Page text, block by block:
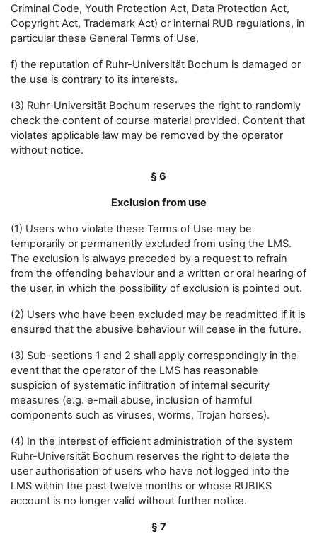
Criminal Code, Youth Protection Act, Data Protection Act,
Copyright Act, Trademark Act) or internal RUB regulations, in
particular these General Terms of Use,
f) the reputation of Ruhr-Universität Bochum is damaged or
the use is contrary to its interests.
(3) Ruhr-Universität Bochum reserves the right to randomly
check the content of course material provided. Content that
violates applicable law may be removed by the operator
without notice.
§ 6
Exclusion from use
(1) Users who violate these Terms of Use may be
temporarily or permanently excluded from using the LMS.
The exclusion is always preceded by a request to refrain
from the offending behaviour and a written or oral hearing of
the user, in which the possibility of exclusion is pointed out.
(2) Users who have been excluded may be readmitted if it is
ensured that the abusive behaviour will cease in the future.
(3) Sub-sections 1 and 2 shall apply correspondingly in the
event that the operator of the LMS has reasonable
suspicion of systematic infiltration of internal security
measures (e.g. e-mail abuse, inclusion of harmful
components such as viruses, worms, Trojan horses).
(4) In the interest of efficient administration of the system
Ruhr-Universität Bochum reserves the right to delete the
user authorisation of users who have not logged into the
LMS within the past twelve months or whose RUBIKS
account is no longer valid without further notice.
§ 7